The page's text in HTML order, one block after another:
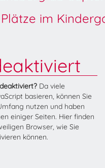
im
Da viele
basieren, können Sie
nutzen und haben
einiger Seiten. Hier finden
Browser, wie Sie
können.